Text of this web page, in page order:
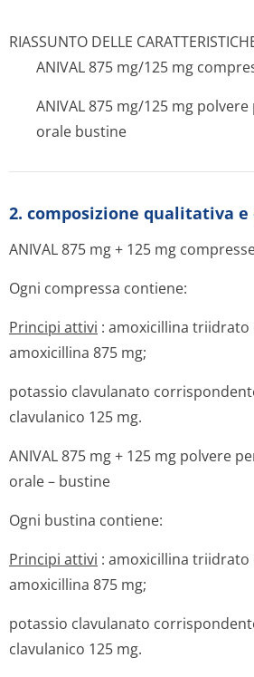
RIASSUNTO DELLE
ANIVAL 875 mg/125 mg
ANIVAL 875 mg/125 mg
orale bustine
2. composizione qualitativa
ANIVAL 875 mg + 125 mg
Ogni compressa contiene:
Principi attivi : amoxicillina
amoxicillina 875 mg;
potassio clavulanato
clavulanico 125 mg.
ANIVAL 875 mg + 125 mg polvere
orale – bustine
Ogni bustina contiene:
Principi attivi : amoxicillina
amoxicillina 875 mg;
potassio clavulanato
clavulanico 125 mg.